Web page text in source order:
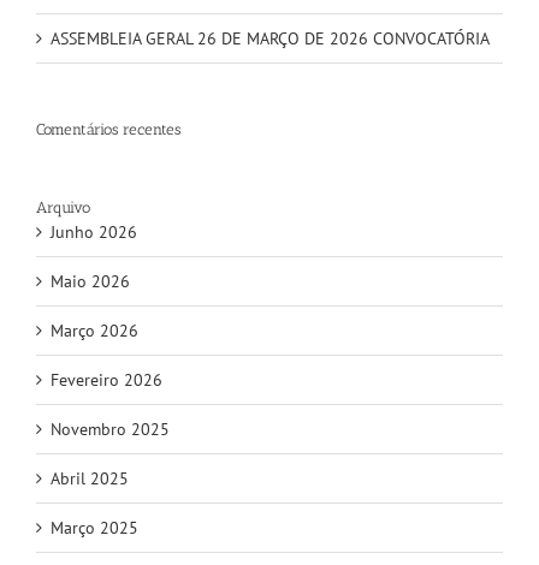
ASSEMBLEIA GERAL 26 DE MARÇO DE 2026 CONVOCATÓRIA
Comentários recentes
Arquivo
Junho 2026
Maio 2026
Março 2026
Fevereiro 2026
Novembro 2025
Abril 2025
Março 2025